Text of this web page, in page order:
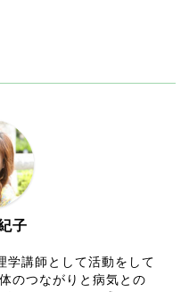
子
学講師として活動をして
のつながりと病気との